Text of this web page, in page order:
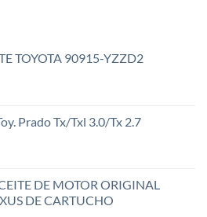
TOYOTA 90915-YZZD2
Prado Tx/Txl 3.0/Tx 2.7
DE MOTOR ORIGINAL
DE CARTUCHO